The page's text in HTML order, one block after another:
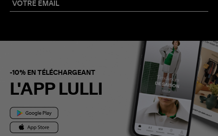
-10% EN TÉLÉCHARGEANT
L'APP LULLI